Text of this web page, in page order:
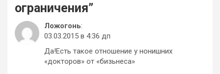
ограничения”
Ложогонь:
03.03.2015 в 4:36 дп
Да!Есть такое отношение у нонишних
«докторов» от «бизьнеса»